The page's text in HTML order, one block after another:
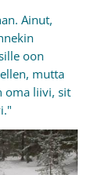
Ainut,
oon
mutta
oma liivi, sit